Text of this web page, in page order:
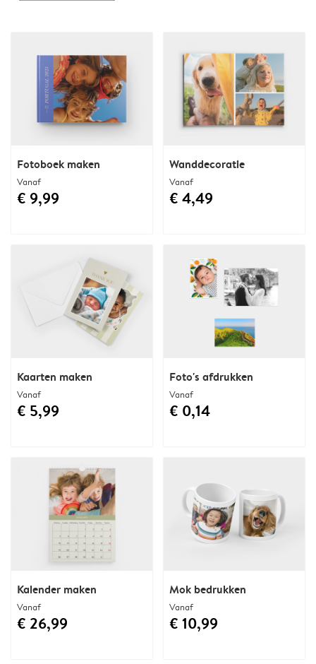
Fotoboek maken
Vanaf
€ 9,99
Wanddecoratie
Vanaf
€ 4,49
Kaarten maken
Vanaf
€ 5,99
Foto's afdrukken
Vanaf
€ 0,14
Kalender maken
Vanaf
€ 26,99
Mok bedrukken
Vanaf
€ 10,99